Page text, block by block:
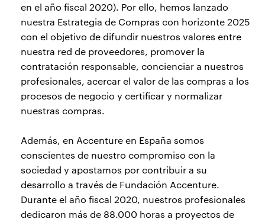
en el año fiscal 2020). Por ello, hemos lanzado
nuestra Estrategia de Compras con horizonte 2025
con el objetivo de difundir nuestros valores entre
nuestra red de proveedores, promover la
contratación responsable, concienciar a nuestros
profesionales, acercar el valor de las compras a los
procesos de negocio y certificar y normalizar
nuestras compras.
Además, en Accenture en España somos
conscientes de nuestro compromiso con la
sociedad y apostamos por contribuir a su
desarrollo a través de Fundación Accenture.
Durante el año fiscal 2020, nuestros profesionales
dedicaron más de 88.000 horas a proyectos de